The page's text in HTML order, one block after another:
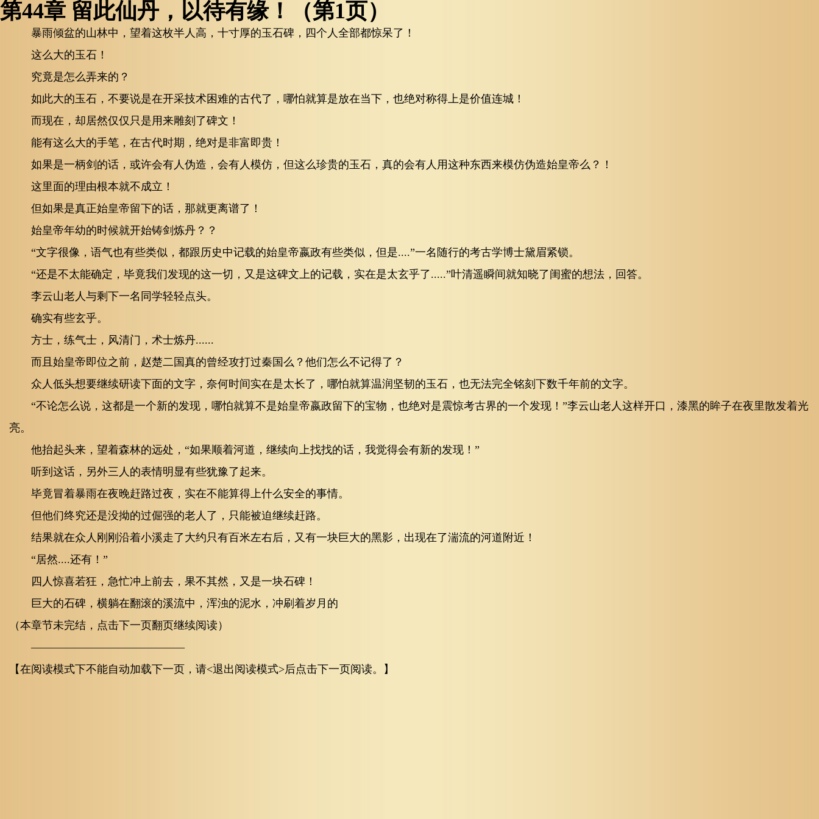
第44章 留此仙丹，以待有缘！（第1页）
暴雨倾盆的山林中，望着这枚半人高，十寸厚的玉石碑，四个人全部都惊呆了！
这么大的玉石！
究竟是怎么弄来的？
如此大的玉石，不要说是在开采技术困难的古代了，哪怕就算是放在当下，也绝对称得上是价值连城！
而现在，却居然仅仅只是用来雕刻了碑文！
能有这么大的手笔，在古代时期，绝对是非富即贵！
如果是一柄剑的话，或许会有人伪造，会有人模仿，但这么珍贵的玉石，真的会有人用这种东西来模仿伪造始皇帝么？！
这里面的理由根本就不成立！
但如果是真正始皇帝留下的话，那就更离谱了！
始皇帝年幼的时候就开始铸剑炼丹？？
“文字很像，语气也有些类似，都跟历史中记载的始皇帝嬴政有些类似，但是....”一名随行的考古学博士黛眉紧锁。
“还是不太能确定，毕竟我们发现的这一切，又是这碑文上的记载，实在是太玄乎了.....”叶清遥瞬间就知晓了闺蜜的想法，回答。
李云山老人与剩下一名同学轻轻点头。
确实有些玄乎。
方士，练气士，风清门，术士炼丹......
而且始皇帝即位之前，赵楚二国真的曾经攻打过秦国么？他们怎么不记得了？
众人低头想要继续研读下面的文字，奈何时间实在是太长了，哪怕就算温润坚韧的玉石，也无法完全铭刻下数千年前的文字。
“不论怎么说，这都是一个新的发现，哪怕就算不是始皇帝嬴政留下的宝物，也绝对是震惊考古界的一个发现！”李云山老人这样开口，漆黑的眸子在夜里散发着光
亮。
他抬起头来，望着森林的远处，“如果顺着河道，继续向上找找的话，我觉得会有新的发现！”
听到这话，另外三人的表情明显有些犹豫了起来。
毕竟冒着暴雨在夜晚赶路过夜，实在不能算得上什么安全的事情。
但他们终究还是没拗的过倔强的老人了，只能被迫继续赶路。
结果就在众人刚刚沿着小溪走了大约只有百米左右后，又有一块巨大的黑影，出现在了湍流的河道附近！
“居然....还有！”
四人惊喜若狂，急忙冲上前去，果不其然，又是一块石碑！
巨大的石碑，横躺在翻滚的溪流中，浑浊的泥水，冲刷着岁月的
（本章节未完结，点击下一页翻页继续阅读）
——————————————
【在阅读模式下不能自动加载下一页，请<退出阅读模式>后点击下一页阅读。】